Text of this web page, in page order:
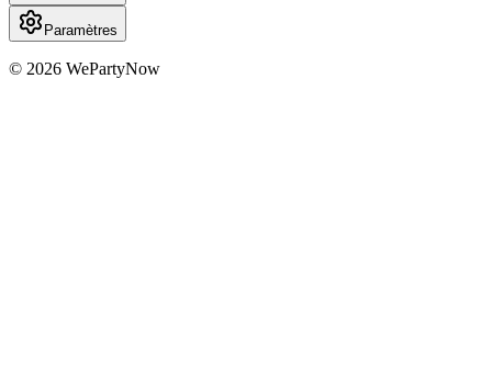
Paramètres
© 2026 WePartyNow